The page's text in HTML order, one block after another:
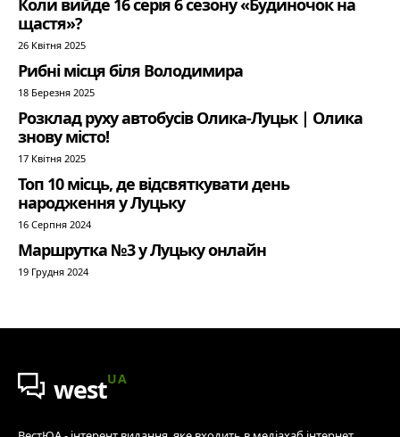
щастя»?
26 Квітня 2025
Рибні місця біля Володимира
18 Березня 2025
Розклад руху автобусів Олика-Луцьк | Олика
знову місто!
17 Квітня 2025
Топ 10 місць, де відсвяткувати день
народження у Луцьку
16 Серпня 2024
Маршрутка №3 у Луцьку онлайн
19 Грудня 2024
westUA